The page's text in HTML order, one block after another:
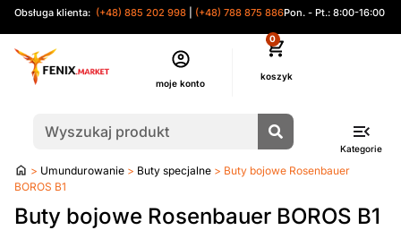
Obsługa klienta: (+48) 885 202 998 (+48) 788 875 886Pon. - Pt.: 8:00-16:00
moje konto
0
Kategorie
Strona
główna
> Umundurowanie > Buty specjalne > Buty bojowe Rosenbauer
BOROS B1
Buty bojowe Rosenbauer BOROS B1